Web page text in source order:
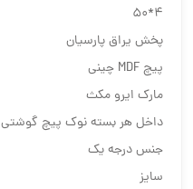
۴*۵۰
پخش یراق پارسیان
پیچ MDF چینی
مارک ایرو مکث
داخل هر بسته نوک پیچ گوشتی
جنس درجه یک
سایز